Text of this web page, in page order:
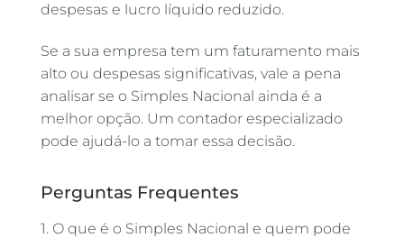
despesas e lucro líquido reduzido.
Se a sua empresa tem um faturamento mais
alto ou despesas significativas, vale a pena
analisar se o Simples Nacional ainda é a
melhor opção. Um contador especializado
pode ajudá-lo a tomar essa decisão.
Perguntas Frequentes
1. O que é o Simples Nacional e quem pode